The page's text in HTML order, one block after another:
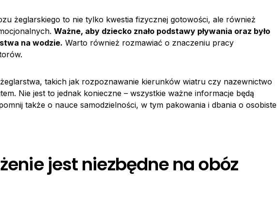
żeglarskiego to nie tylko kwestia fizycznej gotowości, ale również
Ważne, aby dziecko znało podstawy pływania oraz było
na wodzie. Warto również rozmawiać o znaczeniu pracy
takich jak rozpoznawanie kierunków wiatru czy nazewnictwo
Nie jest to jednak konieczne – wszystkie ważne informacje będą
także o nauce samodzielności, w tym pakowania i dbania o osobiste
jest niezbędne na obóz